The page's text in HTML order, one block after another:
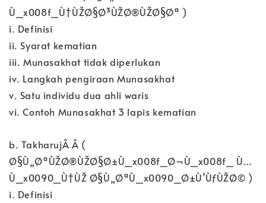
Ù_x008f_Ù†ÙŽØ§Ø³ÙŽØ®ÙŽØ§Øª )
i. Definisi
ii. Syarat kematian
iii. Munasakhat tidak diperlukan
iv. Langkah pengiraan Munasakhat
v. Satu individu dua ahli waris
vi. Contoh Munasakhat 3 lapis kematian
b. TakharujÂ Â (
Ø§Ù„ØªÙŽØ®ÙŽØ§Ø±Ù_x008f_Ø¬Ù_x008f_ Ù…
Ù_x0090_Ù†ÙŽ Ø§Ù„ØªÙ_x0090_Ø±Ù’ÙƒÙŽØ© )
i. Definisi